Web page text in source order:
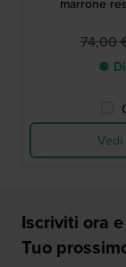
marrone
74,00
●
Iscriviti ora
Tuo